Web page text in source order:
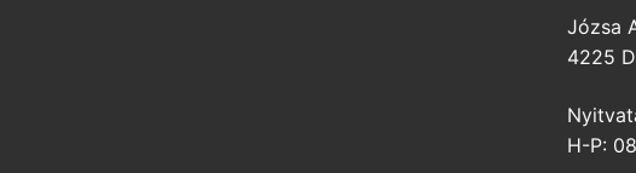
Józsa
4225
H-P: